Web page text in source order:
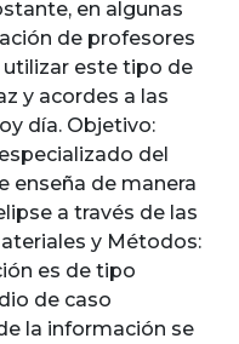
en algunas
de profesores
utilizar este tipo de
y acordes a las
día. Objetivo:
del
enseña de manera
a través de las
y Métodos:
es de tipo
de caso
la información se